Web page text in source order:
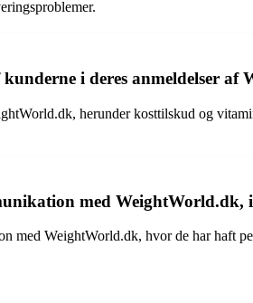
i deres anmeldelser af
herunder kosttilskud og
med WeightWorld.dk,
med WeightWorld.dk, hvor de har haft